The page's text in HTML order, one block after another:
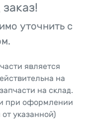
уточнить с
является
на
на склад.
при оформлении
указанной)